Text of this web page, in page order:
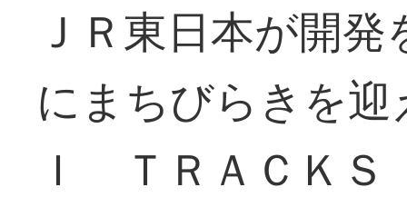
ＪＲ東日本が開
にまちびらきを
Ｉ ＴＲＡＣＫＳ